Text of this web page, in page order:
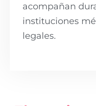
acompañan
instituciones
legales.